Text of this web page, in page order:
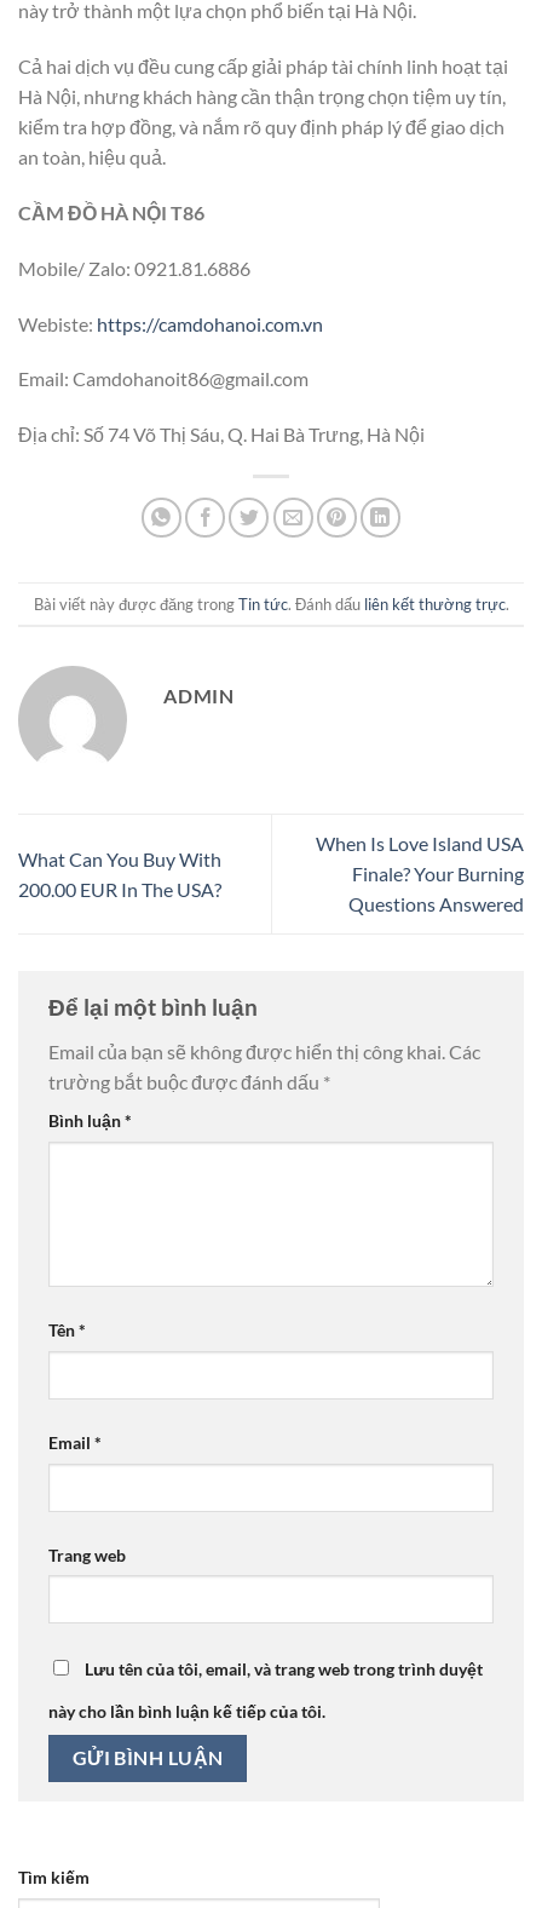
này trở thành một lựa chọn phổ biến tại Hà Nội.
Cả hai dịch vụ đều cung cấp giải pháp tài chính linh hoạt tại
Hà Nội, nhưng khách hàng cần thận trọng chọn tiệm uy tín,
kiểm tra hợp đồng, và nắm rõ quy định pháp lý để giao dịch
an toàn, hiệu quả.
CẦM ĐỒ HÀ NỘI T86
Mobile/ Zalo: 0921.81.6886
Webiste: https://camdohanoi.com.vn
Email: Camdohanoit86@gmail.com
Địa chỉ: Số 74 Võ Thị Sáu, Q. Hai Bà Trưng, Hà Nội
Bài viết này được đăng trongTin tức. Đánh dấu liên kết thường trực.
ADMIN
What Can You Buy With
200.00 EUR In The USA?
When Is Love Island USA
Finale? Your Burning
Questions Answered
Để lại một bình luận
Email của bạn sẽ không được hiển thị công khai.Các
trường bắt buộc được đánh dấu *
Bình luận*
Tên*
Email *
Trang web
Lưu tên của tôi, email, và trang web trong trình duyệt
này cho lần bình luận kế tiếp của tôi.
Tìm kiếm